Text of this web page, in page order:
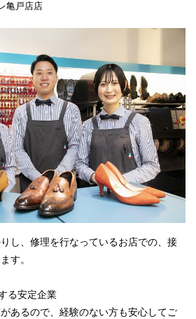
亀戸店店
し、修理を行なっているお店での、接
す。
る安定企業
あるので、経験のない方も安心してご